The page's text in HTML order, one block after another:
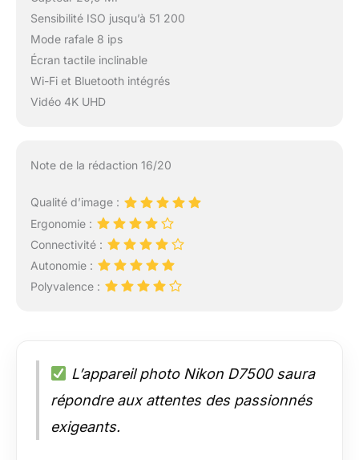
Sensibilité ISO jusqu’à 51 200
Mode rafale 8 ips
Écran tactile inclinable
Wi-Fi et Bluetooth intégrés
Vidéo 4K UHD
Note de la rédaction 16/20
Qualité d’image :
Ergonomie :
Connectivité :
Autonomie :
Polyvalence :
L’appareil photo Nikon D7500 saura
répondre aux attentes des passionnés
exigeants.